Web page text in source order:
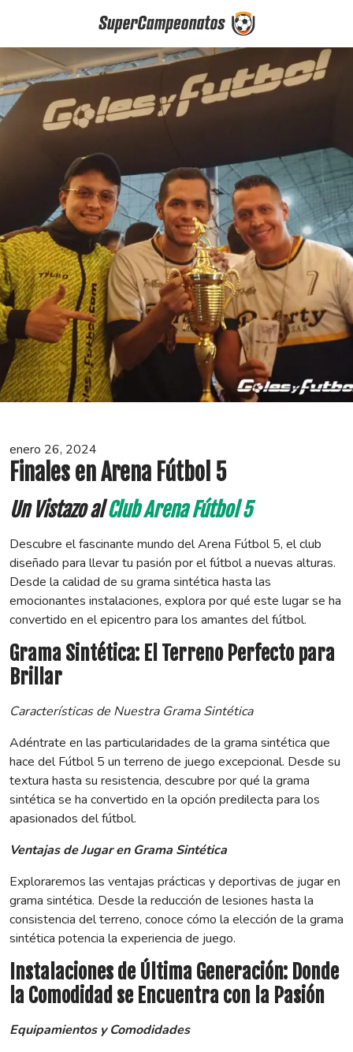
enero 26, 2024
Finales en Arena Fútbol 5
Un Vistazo alClub Arena Fútbol 5
Descubre el fascinante mundo del Arena Fútbol 5, el club
diseñado para llevar tu pasión por el fútbol a nuevas alturas.
Desde la calidad de su grama sintética hasta las
emocionantes instalaciones, explora por qué este lugar se ha
convertido en el epicentro para los amantes del fútbol.
Grama Sintética: El Terreno Perfecto para
Brillar
Características de Nuestra Grama Sintética
Adéntrate en las particularidades de la grama sintética que
hace del Fútbol 5 un terreno de juego excepcional. Desde su
textura hasta su resistencia, descubre por qué la grama
sintética se ha convertido en la opción predilecta para los
apasionados del fútbol.
Ventajas de Jugar en Grama Sintética
Exploraremos las ventajas prácticas y deportivas de jugar en
grama sintética. Desde la reducción de lesiones hasta la
consistencia del terreno, conoce cómo la elección de la grama
sintética potencia la experiencia de juego.
Instalaciones de Última Generación: Donde
la Comodidad se Encuentra con la Pasión
Equipamientos y Comodidades